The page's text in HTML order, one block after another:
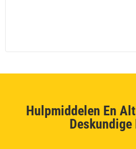
Hulpmiddelen En
Deskundige